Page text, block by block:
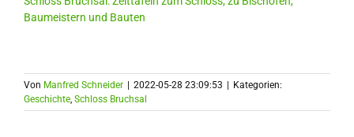
Baumeistern und Bauten
Von Manfred Schneider 2022-05-28 23:09:53
Kategorien:
Geschichte, Schloss Bruchsal